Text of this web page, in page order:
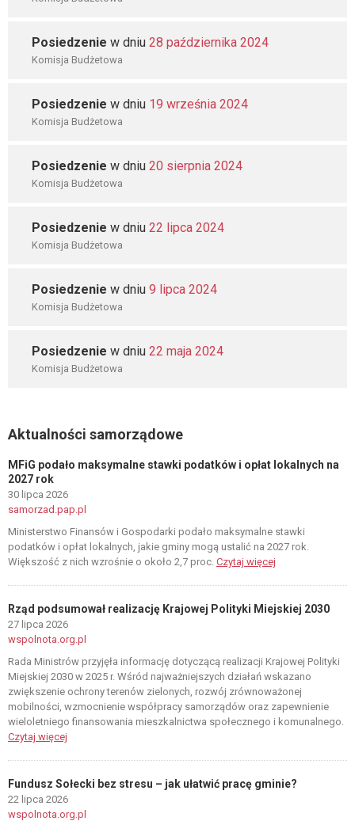
Posiedzenie w dniu 28 października 2024
Komisja Budżetowa
Posiedzenie w dniu 19 września 2024
Komisja Budżetowa
Posiedzenie w dniu 20 sierpnia 2024
Komisja Budżetowa
Posiedzenie w dniu 22 lipca 2024
Komisja Budżetowa
Posiedzenie w dniu 9 lipca 2024
Komisja Budżetowa
Posiedzenie w dniu 22 maja 2024
Komisja Budżetowa
Aktualności samorządowe
MFiG podało maksymalne stawki podatków i opłat lokalnych na
2027 rok
30 lipca 2026
samorzad.pap.pl
Ministerstwo Finansów i Gospodarki podało maksymalne stawki
podatków i opłat lokalnych, jakie gminy mogą ustalić na 2027 rok.
Większość z nich wzrośnie o około 2,7 proc. Czytaj więcej
Rząd podsumował realizację Krajowej Polityki Miejskiej 2030
27 lipca 2026
wspolnota.org.pl
Rada Ministrów przyjęła informację dotyczącą realizacji Krajowej Polityki
Miejskiej 2030 w 2025 r. Wśród najważniejszych działań wskazano
zwiększenie ochrony terenów zielonych, rozwój zrównoważonej
mobilności, wzmocnienie współpracy samorządów oraz zapewnienie
wieloletniego finansowania mieszkalnictwa społecznego i komunalnego.
Czytaj więcej
Fundusz Sołecki bez stresu – jak ułatwić pracę gminie?
22 lipca 2026
wspolnota.org.pl